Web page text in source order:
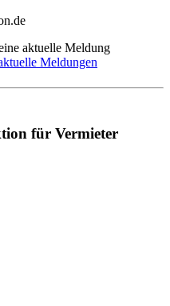
aktuelle Meldung
Meldungen
für Vermieter